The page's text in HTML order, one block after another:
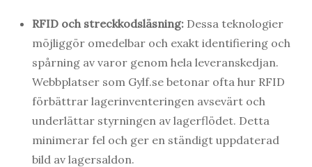
RFID och streckkodsläsning: Dessa teknologier
möjliggör omedelbar och exakt identifiering och
spårning av varor genom hela leveranskedjan.
Webbplatser som Gylf.se betonar ofta hur RFID
förbättrar lagerinventeringen avsevärt och
underlättar styrningen av lagerflödet. Detta
minimerar fel och ger en ständigt uppdaterad
bild av lagersaldon.